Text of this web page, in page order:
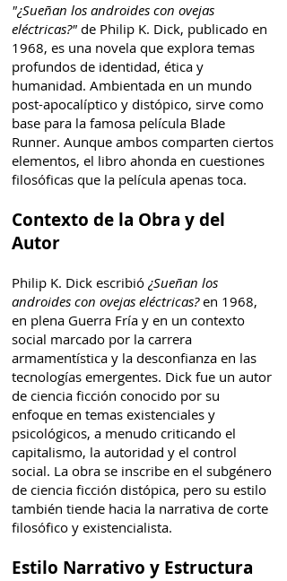
"¿Sueñan los androides con ovejas
eléctricas?" de Philip K. Dick, publicado en
1968, es una novela que explora temas
profundos de identidad, ética y
humanidad. Ambientada en un mundo
post-apocalíptico y distópico, sirve como
base para la famosa película Blade
Runner. Aunque ambos comparten ciertos
elementos, el libro ahonda en cuestiones
filosóficas que la película apenas toca.
Contexto de la Obra y del
Autor
Philip K. Dick escribió ¿Sueñan los
androides con ovejas eléctricas?en 1968,
en plena Guerra Fría y en un contexto
social marcado por la carrera
armamentística y la desconfianza en las
tecnologías emergentes. Dick fue un autor
de ciencia ficción conocido por su
enfoque en temas existenciales y
psicológicos, a menudo criticando el
capitalismo, la autoridad y el control
social. La obra se inscribe en el subgénero
de ciencia ficción distópica, pero su estilo
también tiende hacia la narrativa de corte
filosófico y existencialista.
Estilo Narrativo y Estructura